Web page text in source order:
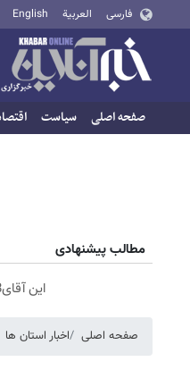
فارسی العربية English
صفحه اصلی سیاست
مطالب پیشنهادی
این آقای58ساله با کرم ضدچروک جلبک10سال جوان شد(سفارش با تخفیف)
صفحه اصلی اخبار استان ها